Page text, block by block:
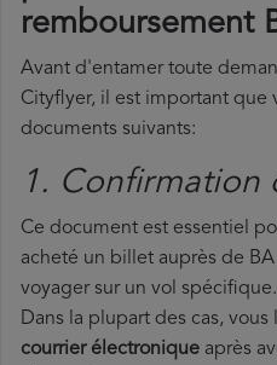
remboursement
Avant d'entamer toute
Cityflyer, il est important que
documents suivants:
1. Confirmation
Ce document est essentiel
acheté un billet auprès de
voyager sur un vol spécifique.
Dans la plupart des cas, vous
courrier électronique après